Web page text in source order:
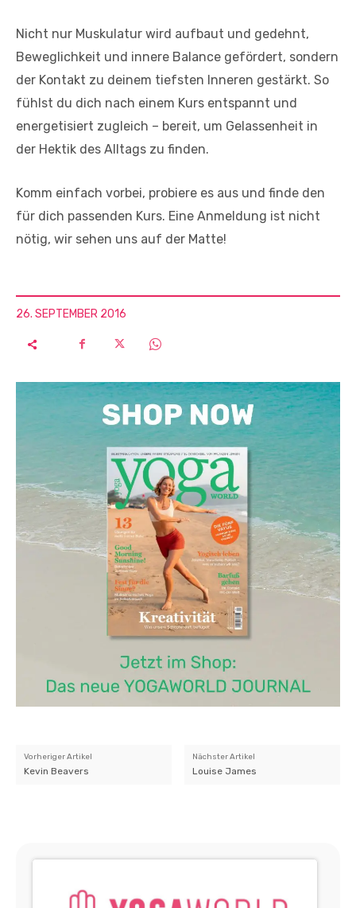
Nicht nur Muskulatur wird aufbaut und gedehnt,
Beweglichkeit und innere Balance gefördert, sondern
der Kontakt zu deinem tiefsten Inneren gestärkt. So
fühlst du dich nach einem Kurs entspannt und
energetisiert zugleich – bereit, um Gelassenheit in
der Hektik des Alltags zu finden.
Komm einfach vorbei, probiere es aus und finde den
für dich passenden Kurs. Eine Anmeldung ist nicht
nötig, wir sehen uns auf der Matte!
26. SEPTEMBER 2016
Vorheriger Artikel
Kevin Beavers
Nächster Artikel
Louise James